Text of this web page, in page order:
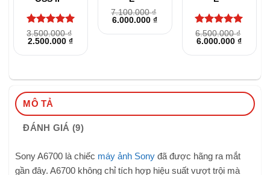
Được xếp
hạng55
3.500.000₫
Giá
là:
2.500.000₫Giá
hiện
tại
7.100.000₫
Giá
là:
6.000.000₫Giá
hiện
tại
6.000.000 ₫.
Được xếp
hạng55
6.500.000₫
Giá
là:
6.000.000₫Giá
hiện
tại
MÔ TẢ
ĐÁNH GIÁ (9)
Sony A6700 là chiếc máy ảnh Sony đã được hãng ra mắt
gần đây. A6700 không chỉ tích hợp hiệu suất vượt trội mà